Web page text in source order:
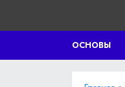
ОСНОВЫ